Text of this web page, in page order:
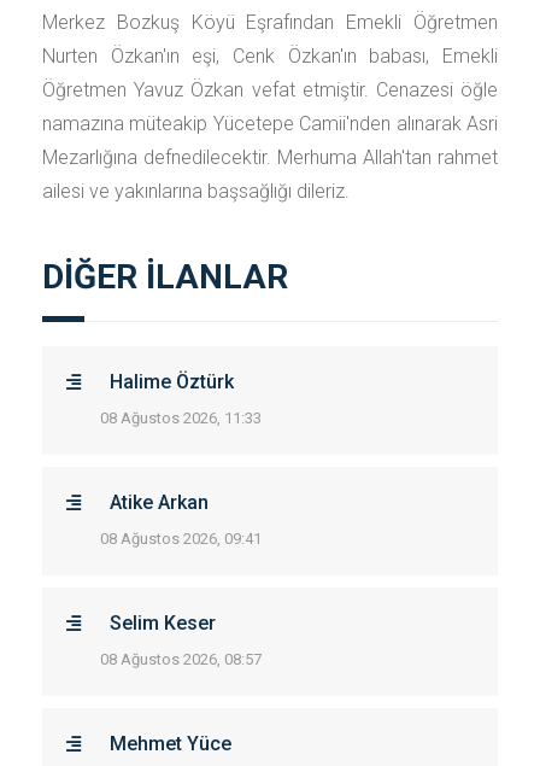
Merkez Bozkuş Köyü Eşrafından Emekli Öğretmen
Nurten Özkan'ın eşi, Cenk Özkan'ın babası, Emekli
Öğretmen Yavuz Özkan vefat etmiştir. Cenazesi öğle
namazına müteakip Yücetepe Camii'nden alınarak Asri
Mezarlığına defnedilecektir. Merhuma Allah'tan rahmet
ailesi ve yakınlarına başsağlığı dileriz.
DİĞER İLANLAR
Halime Öztürk
08 Ağustos 2026, 11:33
Atike Arkan
08 Ağustos 2026, 09:41
Selim Keser
08 Ağustos 2026, 08:57
Mehmet Yüce